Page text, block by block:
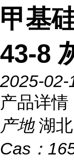
甲基
43-8
2025-02-
产品详情
产地 湖北
Cas：